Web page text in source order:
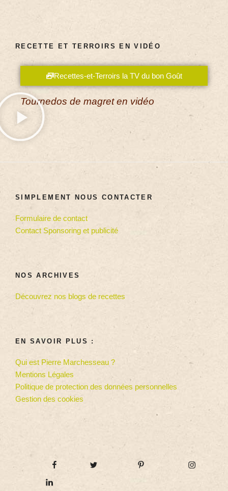
RECETTE ET TERROIRS EN VIDÉO
Recettes-et-Terroirs la TV du bon Goût
Tournedos de magret en vidéo
SIMPLEMENT NOUS CONTACTER
Formulaire de contact
Contact Sponsoring et publicité
NOS ARCHIVES
Découvrez nos blogs de recettes
EN SAVOIR PLUS :
Qui est Pierre Marchesseau ?
Mentions Légales
Politique de protection des données personnelles
Gestion des cookies